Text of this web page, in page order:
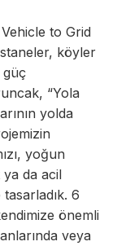
to Grid
köyler
güç
“Yola
yolda
yoğun
ya da acil
6
önemli
veya